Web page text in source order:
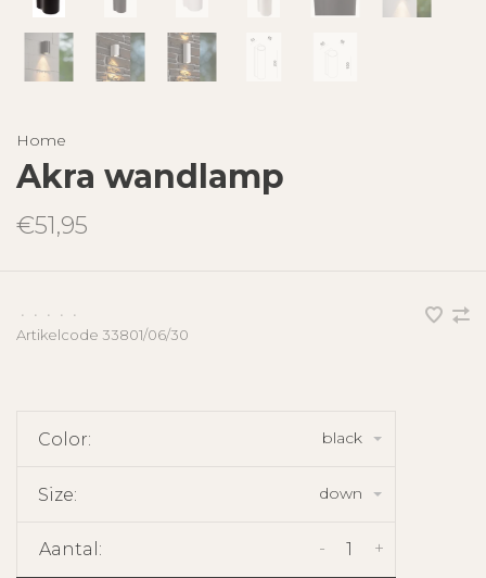
Home
Akra wandlamp
€51,95
• • • •
•
Artikelcode 33801/06/30
Color: black
Size: down
Aantal: +
-